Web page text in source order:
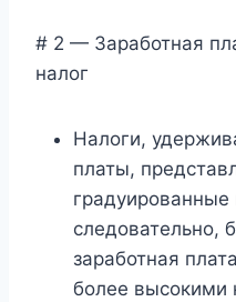
# 2 — Заработная
налог
Налоги,
платы,
градуированные
следовательно,
заработная
более высокими